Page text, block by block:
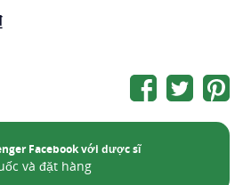
Facebook với dược sĩ
và đặt hàng